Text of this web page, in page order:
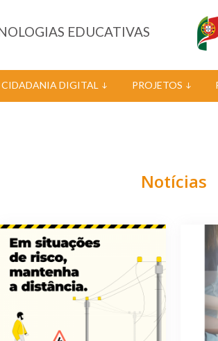
EDUCATIVAS
CIDADANIA DIGITAL PROJETOS
Notícias